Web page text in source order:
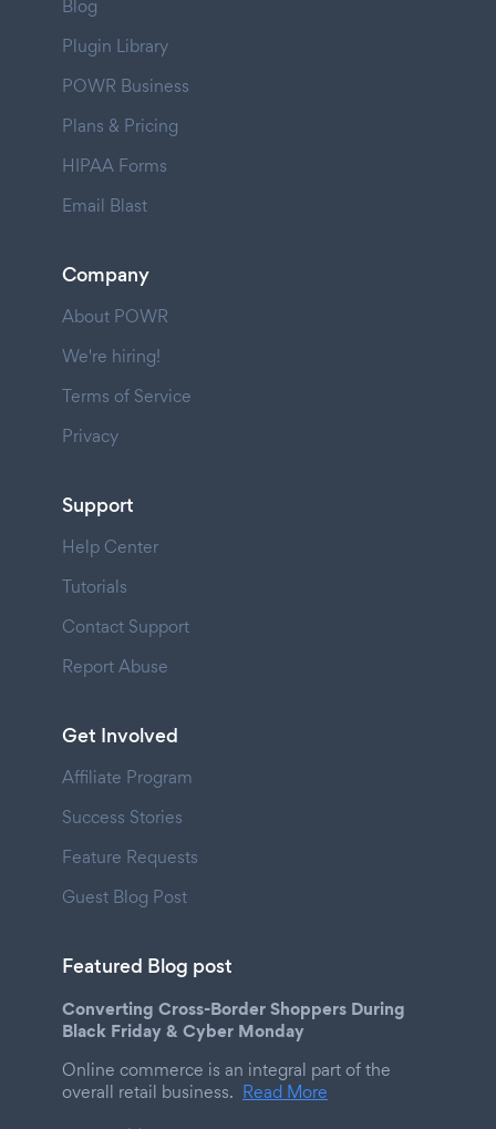
Blog
Plugin Library
POWR Business
Plans & Pricing
HIPAA Forms
Email Blast
Company
About POWR
We're hiring!
Terms of Service
Privacy
Support
Help Center
Tutorials
Contact Support
Report Abuse
Get Involved
Affiliate Program
Success Stories
Feature Requests
Guest Blog Post
Featured Blog post
Converting Cross-Border Shoppers During
Black Friday & Cyber Monday
Online commerce is an integral part of the
overall retail business. Read More